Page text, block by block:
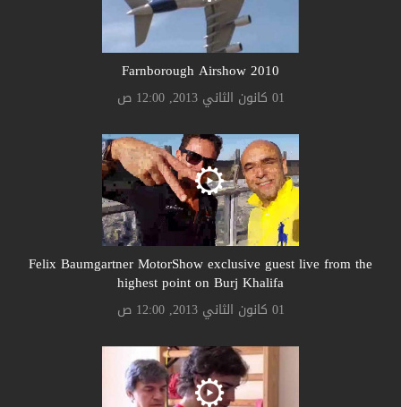
Farnborough Airshow 2010
01 كانون الثاني 2013, 12:00 ص
Felix Baumgartner MotorShow exclusive guest live from the
highest point on Burj Khalifa
01 كانون الثاني 2013, 12:00 ص